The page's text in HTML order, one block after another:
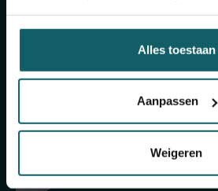
Alles toestaan
Aanpassen
Weigeren
fondsenwerving, om
te ontvangen over ons
opleidingen, en nog veel meer!
nieuwsbrief